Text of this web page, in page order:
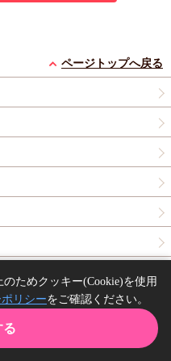
ページトップへ戻る
Copyright(C) comicomi studio. All right reserved.
ためクッキー(Cookie)を使用
リシーをご確認ください。
る